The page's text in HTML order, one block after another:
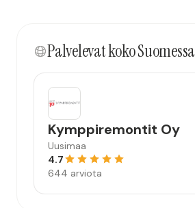
mahdollisuus että palveluita käytän”
Palvelevat koko Suomessa
Kymppiremontit Oy
Uusimaa
4.7
644 arviota